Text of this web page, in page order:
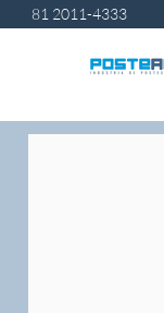
81 2011-4333